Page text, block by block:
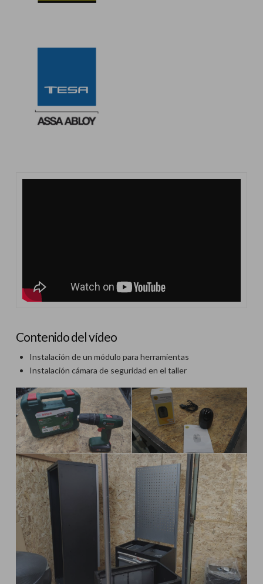
Contenido del vídeo
Instalación de un módulo para herramientas
Instalación cámara de seguridad en el taller